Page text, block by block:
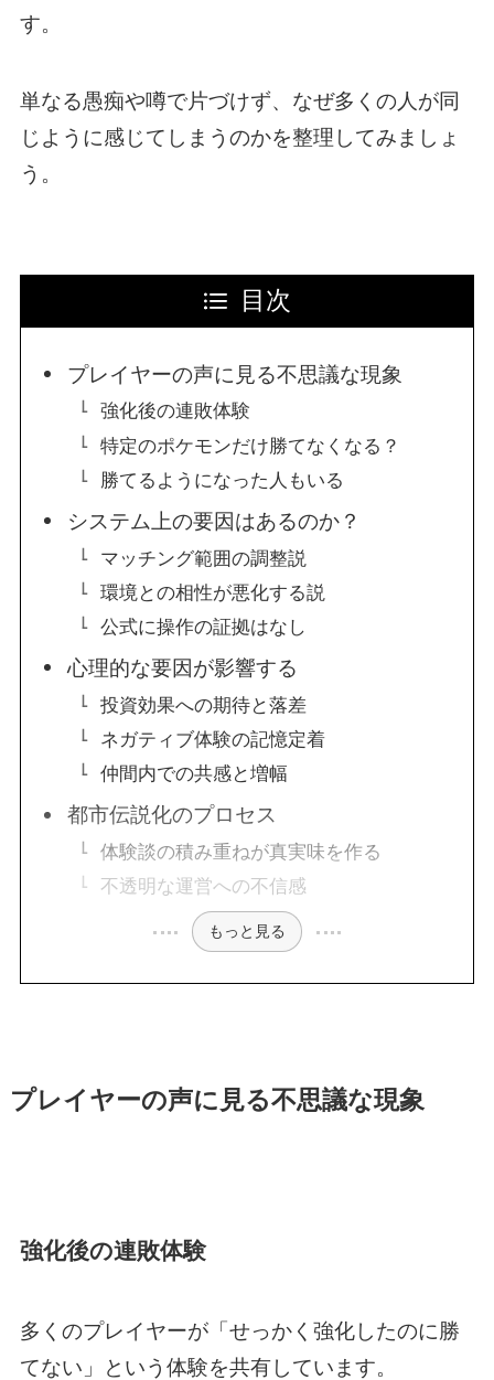
す。
単なる愚痴や噂で片づけず、なぜ多くの人が同
じように感じてしまうのかを整理してみましょ
う。
目次
プレイヤーの声に見る不思議な現象
強化後の連敗体験
特定のポケモンだけ勝てなくなる？
勝てるようになった人もいる
システム上の要因はあるのか？
マッチング範囲の調整説
環境との相性が悪化する説
公式に操作の証拠はなし
心理的な要因が影響する
投資効果への期待と落差
ネガティブ体験の記憶定着
仲間内での共感と増幅
都市伝説化のプロセス
体験談の積み重ねが真実味を作る
不透明な運営への不信感
もっと見る
プレイヤーの声に見る不思議な現象
強化後の連敗体験
多くのプレイヤーが「せっかく強化したのに勝
てない」という体験を共有しています。